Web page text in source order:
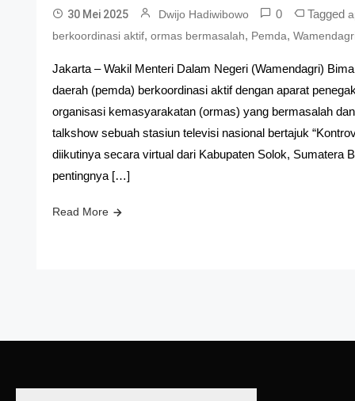
30 Mei 2025 Dwijo Hadiwibowo 0 Tagged
berkoordinasi aktif,ormas bermasalah, Pemda,
Jakarta – Wakil Menteri Dalam Negeri (Wamendagri)
daerah (pemda) berkoordinasi aktif dengan aparat
organisasi kemasyarakatan (ormas) yang bermasalah
talkshow sebuah stasiun televisi nasional bertajuk
diikutinya secara virtual dari Kabupaten Solok, Sumatera
pentingnya […]
Read More